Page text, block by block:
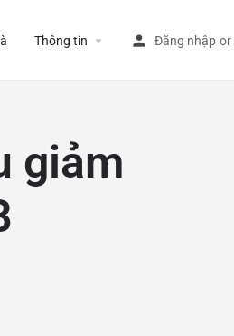
Thông tin Đăng nhập or
giảm